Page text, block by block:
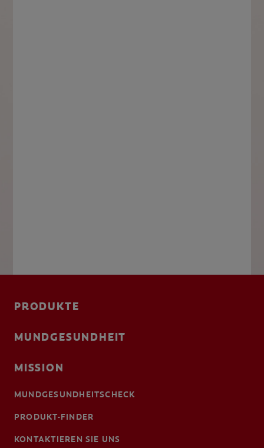
PRODUKTE
MUNDGESUNDHEIT
MISSION
MUNDGESUNDHEITSCHECK
PRODUKT-FINDER
KONTAKTIEREN SIE UNS